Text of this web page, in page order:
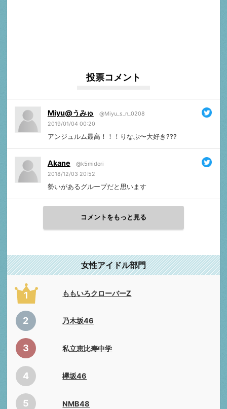
投票コメント
Miyu@うみゅ
@Miyu_s_n_0208
2019/01/04 00:20
アンジュルム最高！！！りなぷ〜大好き???
Akane
@k5midori
2018/12/03 20:52
勢いがあるグループだと思います
コメントをもっと見る
女性アイドル部門
1 ももいろクローバーZ
2 乃木坂46
3 私立恵比寿中学
4 欅坂46
5 NMB48